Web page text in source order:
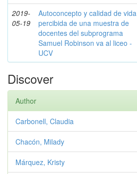
2019-
05-19
Autoconcepto y calidad de vida
percibida de una muestra de
docentes del subprograma
Samuel Robinson va al liceo -
UCV
Discover
Author
Carbonell, Claudia
Chacón, Milady
Márquez, Kristy